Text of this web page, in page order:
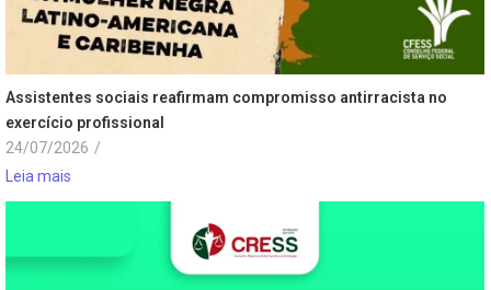
Assistentes sociais reafirmam compromisso antirracista no
exercício profissional
24/07/2026 /
Leia mais